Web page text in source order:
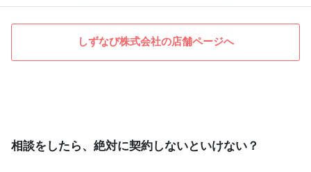
しずなび株式会社の店舗ページへ
相談をしたら、絶対に契約しないといけない？